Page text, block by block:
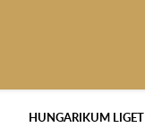
HUNGARIKUM LIGET